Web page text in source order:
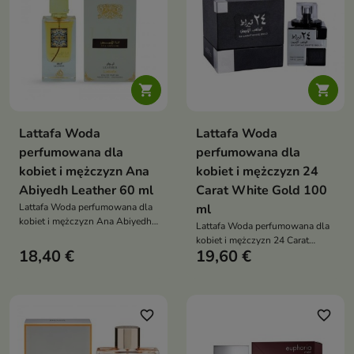

Lattafa Woda
perfumowana dla
kobiet i mężczyzn Ana
Abiyedh Leather 60 ml
Lattafa Woda perfumowana dla
kobiet i mężczyzn Ana Abiyedh
18,40 €

Lattafa Woda
perfumowana dla
kobiet i mężczyzn 24
Carat White Gold 100
ml
Lattafa Woda perfumowana dla
kobiet i mężczyzn 24 Carat
White Gold 100 ml
19,60 €
favorite_border favorite_border